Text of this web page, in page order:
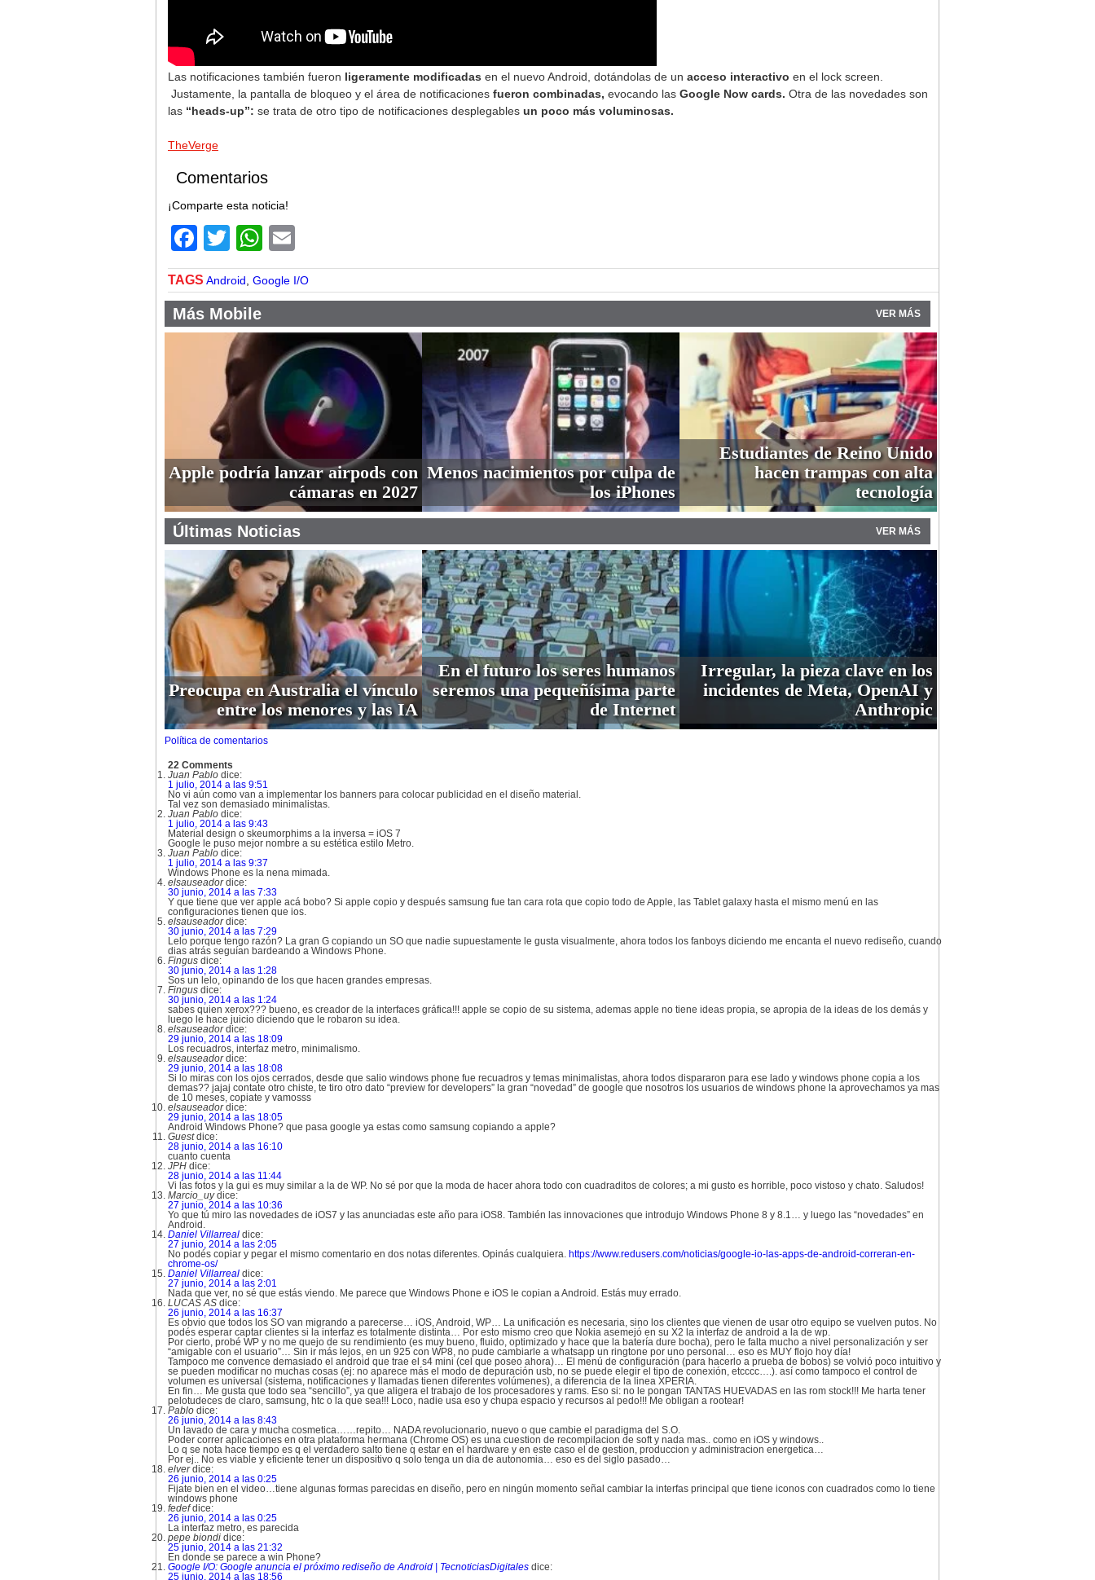
Las notificaciones también fueron ligeramente modificadas en el nuevo Android, dotándolas de un acceso interactivo en el lock screen.
Justamente, la pantalla de bloqueo y el área de notificaciones fueron combinadas, evocando las Google Now cards. Otra de las novedades son
las “heads-up”: se trata de otro tipo de notificaciones desplegables un poco más voluminosas.
TheVerge
Comentarios
¡Comparte esta noticia!
Facebook
TwitterWhatsApp
TAGS Android Google I/O
Más Mobile VER MÁS
Apple podría lanzar airpods con
cámaras en 2027
Menos nacimientos por culpa de
los iPhones
Estudiantes de Reino Unido
hacen trampas con alta
tecnología
Últimas Noticias VER MÁS
Preocupa en Australia el vínculo
entre los menores y las IA
En el futuro los seres humanos
seremos una pequeñísima parte
de Internet
Irregular, la pieza clave en los
incidentes de Meta, OpenAI y
Anthropic
Política de comentarios
22 Comments
Juan Pablo dice:
1 julio, 2014 a las 9:51
No vi aún como van a implementar los banners para colocar publicidad en el diseño material.
Tal vez son demasiado minimalistas.
Juan Pablo dice:
1 julio, 2014 a las 9:43
Material design o skeumorphims a la inversa = iOS 7
Google le puso mejor nombre a su estética estilo Metro.
Juan Pablo dice:
1 julio, 2014 a las 9:37
Windows Phone es la nena mimada.
elsauseador dice:
30 junio, 2014 a las 7:33
Y que tiene que ver apple acá bobo? Si apple copio y después samsung fue tan cara rota que copio todo de Apple, las Tablet galaxy hasta el mismo menú en las
configuraciones tienen que ios.
elsauseador dice:
30 junio, 2014 a las 7:29
Lelo porque tengo razón? La gran G copiando un SO que nadie supuestamente le gusta visualmente, ahora todos los fanboys diciendo me encanta el nuevo rediseño, cuando
dias atrás seguían bardeando a Windows Phone.
Fingus dice:
30 junio, 2014 a las 1:28
Sos un lelo, opinando de los que hacen grandes empresas.
Fingus dice:
30 junio, 2014 a las 1:24
sabes quien xerox??? bueno, es creador de la interfaces gráfica!!! apple se copio de su sistema, ademas apple no tiene ideas propia, se apropia de la ideas de los demás y
luego le hace juicio diciendo que le robaron su idea.
elsauseador dice:
29 junio, 2014 a las 18:09
Los recuadros, interfaz metro, minimalismo.
elsauseador dice:
29 junio, 2014 a las 18:08
Si lo miras con los ojos cerrados, desde que salio windows phone fue recuadros y temas minimalistas, ahora todos dispararon para ese lado y windows phone copia a los
demas?? jajaj contate otro chiste, te tiro otro dato “preview for developers” la gran “novedad” de google que nosotros los usuarios de windows phone la aprovechamos ya mas
de 10 meses, copiate y vamosss
elsauseador dice:
29 junio, 2014 a las 18:05
Android Windows Phone? que pasa google ya estas como samsung copiando a apple?
Guest dice:
28 junio, 2014 a las 16:10
cuanto cuenta
JPH dice:
28 junio, 2014 a las 11:44
Vi las fotos y la gui es muy similar a la de WP. No sé por que la moda de hacer ahora todo con cuadraditos de colores; a mi gusto es horrible, poco vistoso y chato. Saludos!
Marcio_uy dice:
27 junio, 2014 a las 10:36
Yo que tú miro las novedades de iOS7 y las anunciadas este año para iOS8. También las innovaciones que introdujo Windows Phone 8 y 8.1… y luego las “novedades” en
Android.
Daniel Villarreal dice:
27 junio, 2014 a las 2:05
No podés copiar y pegar el mismo comentario en dos notas diferentes. Opinás cualquiera. https://www.redusers.com/noticias/google-io-las-apps-de-android-correran-en-
chrome-os/
Daniel Villarreal dice:
27 junio, 2014 a las 2:01
Nada que ver, no sé que estás viendo. Me parece que Windows Phone e iOS le copian a Android. Estás muy errado.
LUCAS AS dice:
26 junio, 2014 a las 16:37
Es obvio que todos los SO van migrando a parecerse… iOS, Android, WP… La unificación es necesaria, sino los clientes que vienen de usar otro equipo se vuelven putos. No
podés esperar captar clientes si la interfaz es totalmente distinta… Por esto mismo creo que Nokia asemejó en su X2 la interfaz de android a la de wp.
Por cierto, probé WP y no me quejo de su rendimiento (es muy bueno, fluido, optimizado y hace que la batería dure bocha), pero le falta mucho a nivel personalización y ser
“amigable con el usuario”… Sin ir más lejos, en un 925 con WP8, no pude cambiarle a whatsapp un ringtone por uno personal… eso es MUY flojo hoy día!
Tampoco me convence demasiado el android que trae el s4 mini (cel que poseo ahora)… El menú de configuración (para hacerlo a prueba de bobos) se volvió poco intuitivo y
se pueden modificar no muchas cosas (ej: no aparece más el modo de depuración usb, no se puede elegir el tipo de conexión, etcccc….). así como tampoco el control de
volumen es universal (sistema, notificaciones y llamadas tienen diferentes volúmenes), a diferencia de la linea XPERIA.
En fin… Me gusta que todo sea “sencillo”, ya que aligera el trabajo de los procesadores y rams. Eso si: no le pongan TANTAS HUEVADAS en las rom stock!!! Me harta tener
pelotudeces de claro, samsung, htc o la que sea!!! Loco, nadie usa eso y chupa espacio y recursos al pedo!!! Me obligan a rootear!
Pablo dice:
26 junio, 2014 a las 8:43
Un lavado de cara y mucha cosmetica……repito… NADA revolucionario, nuevo o que cambie el paradigma del S.O.
Poder correr aplicaciones en otra plataforma hermana (Chrome OS) es una cuestion de recompilacion de soft y nada mas.. como en iOS y windows..
Lo q se nota hace tiempo es q el verdadero salto tiene q estar en el hardware y en este caso el de gestion, produccion y administracion energetica…
Por ej.. No es viable y eficiente tener un dispositivo q solo tenga un dia de autonomia… eso es del siglo pasado…
elver dice:
26 junio, 2014 a las 0:25
Fijate bien en el video…tiene algunas formas parecidas en diseño, pero en ningún momento señal cambiar la interfas principal que tiene iconos con cuadrados como lo tiene
windows phone
fedef dice:
26 junio, 2014 a las 0:25
La interfaz metro, es parecida
pepe biondi dice:
25 junio, 2014 a las 21:32
En donde se parece a win Phone?
Google I/O: Google anuncia el próximo rediseño de Android | TecnoticiasDigitales dice:
25 junio, 2014 a las 18:56